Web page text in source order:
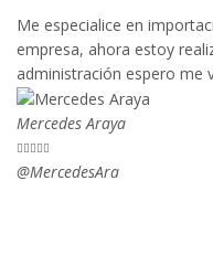
Me especialice en
empresa, ahora estoy
administración espero me
Mercedes Araya

@MercedesAra